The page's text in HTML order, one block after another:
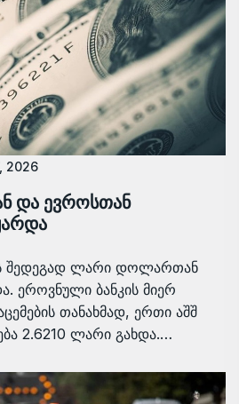
2026
და ევროსთან
შედეგად ლარი დოლართან
ეროვნული ბანკის მიერ
თანახმად, ერთი აშშ
2.6210 ლარი გახდა.…